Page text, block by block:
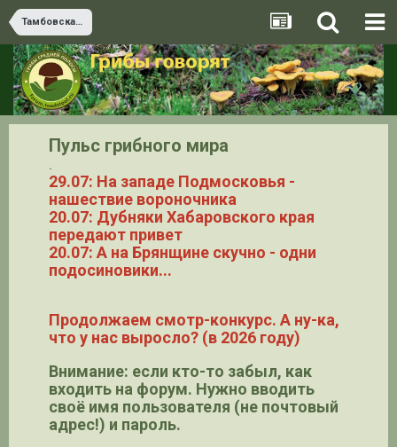
Тамбовская область
Пульс грибного мира
.
29.07: На западе Подмосковья -
нашествие вороночника
20.07: Дубняки Хабаровского края
передают привет
20.07: А на Брянщине скучно - одни
подосиновики...
Продолжаем смотр-конкурс. А ну-ка,
что у нас выросло? (в 2026 году)
Внимание: если кто-то забыл, как
входить на форум. Нужно вводить
своё имя пользователя (не почтовый
адрес!) и пароль.